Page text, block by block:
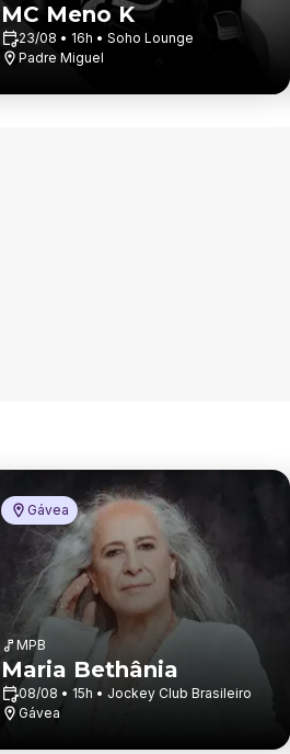
MC Meno K
23/08 • 16h • Soho Lounge
Padre Miguel
Gávea
MPB
Maria Bethânia
08/08 • 15h • Jockey Club Brasileiro
Gávea